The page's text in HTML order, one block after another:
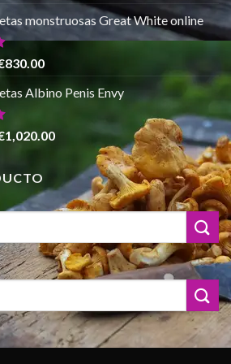
de
precios:
desde
€140.00
hasta
€745.00
monstruosas Great White online
830.00Rango
precios:
€165.00
€830.00
Albino Penis Envy
1,020.00Rango
precios:
desde
€200.00